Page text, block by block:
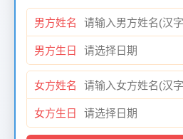
2026-
男方姓名
男方生日
女方姓名
女方生日